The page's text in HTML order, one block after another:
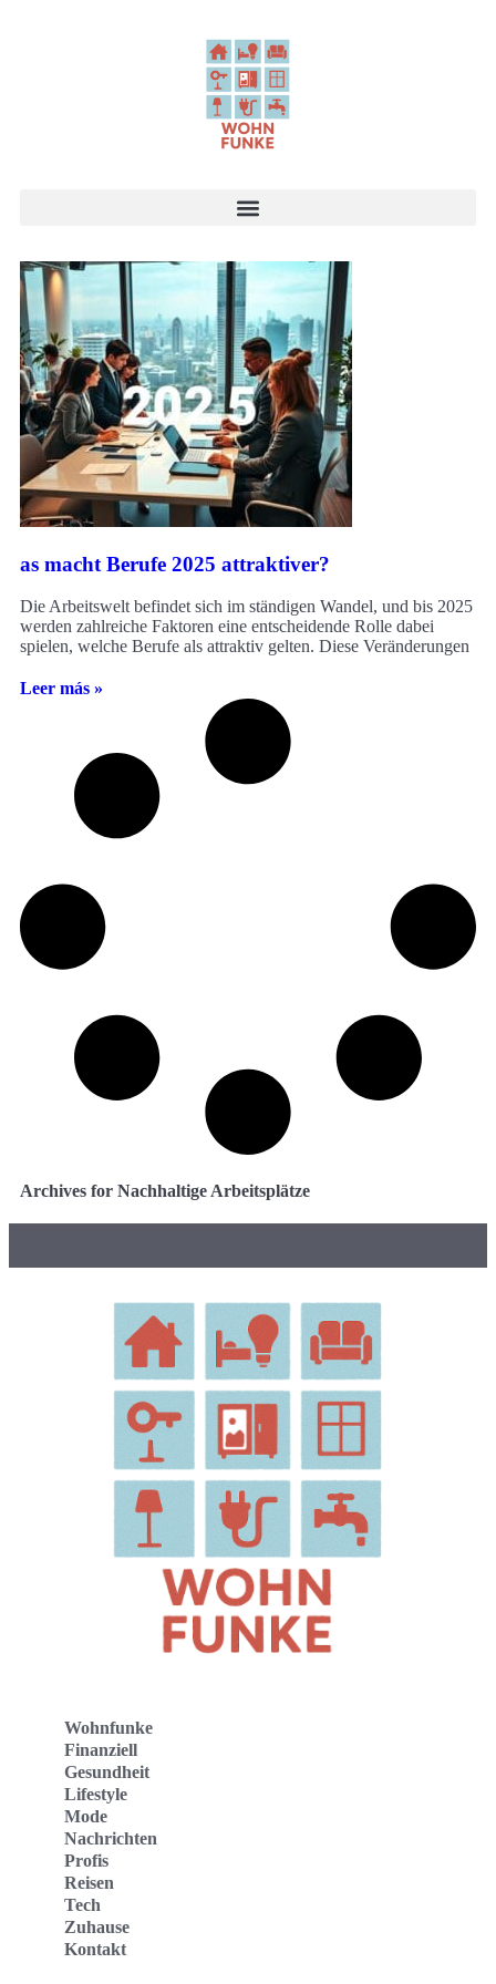
as macht Berufe 2025 attraktiver?
Die Arbeitswelt befindet sich im ständigen Wandel, und bis 2025
werden zahlreiche Faktoren eine entscheidende Rolle dabei
spielen, welche Berufe als attraktiv gelten. Diese Veränderungen
Leer más »
Archives for Nachhaltige Arbeitsplätze
Wohnfunke
Finanziell
Gesundheit
Lifestyle
Mode
Nachrichten
Profis
Reisen
Tech
Zuhause
Kontakt